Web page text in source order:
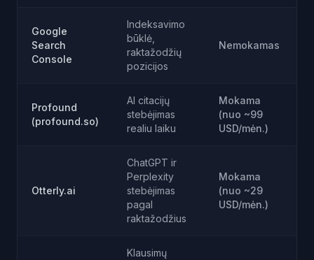
Google
Search
Console
Indeksavimo
būklė,
raktažodžių
pozicijos
Nemokamas
Profound
(profound.so)
AI citacijų
stebėjimas
realiu laiku
Mokama
(nuo ~99
USD/mėn.)
Otterly.ai
ChatGPT ir
Perplexity
stebėjimas
pagal
raktažodžius
Mokama
(nuo ~29
USD/mėn.)
Klausimų